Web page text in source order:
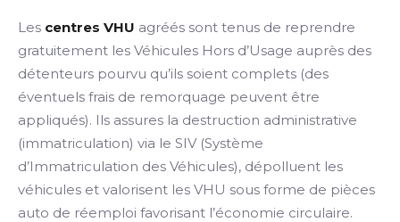
Les centres VHU agréés sont tenus de reprendre
gratuitement les Véhicules Hors d’Usage auprès des
détenteurs pourvu qu’ils soient complets (des
éventuels frais de remorquage peuvent être
appliqués). Ils assures la destruction administrative
(immatriculation) via le SIV (Système
d’Immatriculation des Véhicules), dépolluent les
véhicules et valorisent les VHU sous forme de pièces
auto de réemploi favorisant l’économie circulaire.